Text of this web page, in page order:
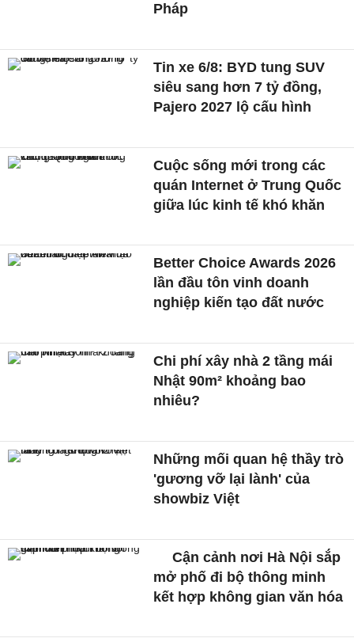
Pháp
Tin xe 6/8: BYD tung SUV
siêu sang hơn 7 tỷ đồng,
Pajero 2027 lộ cấu hình
Cuộc sống mới trong các
quán Internet ở Trung Quốc
giữa lúc kinh tế khó khăn
Better Choice Awards 2026
lần đầu tôn vinh doanh
nghiệp kiến tạo đất nước
Chi phí xây nhà 2 tầng mái
Nhật 90m² khoảng bao
nhiêu?
Những mối quan hệ thầy trò
'gương vỡ lại lành' của
showbiz Việt
Cận cảnh nơi Hà Nội sắp
mở phố đi bộ thông minh
kết hợp không gian văn hóa